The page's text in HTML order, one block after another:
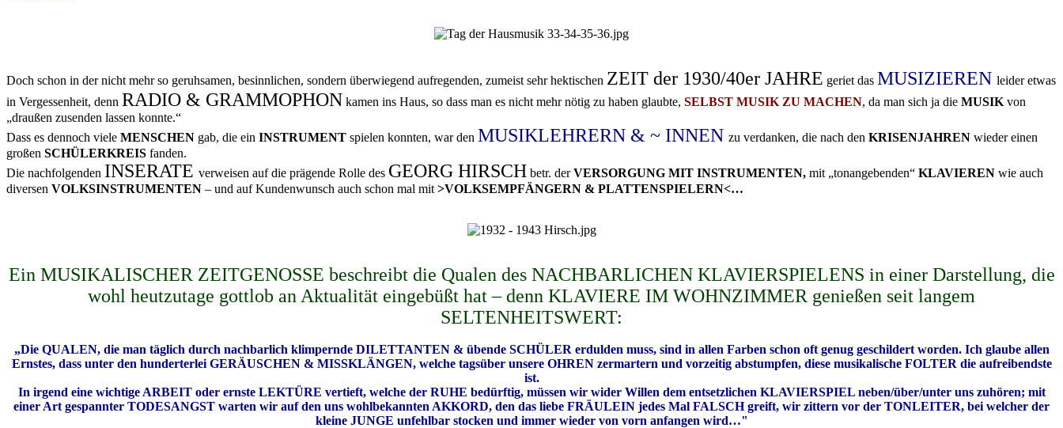
Doch schon in der nicht mehr so geruhsamen, besinnlichen, sondern überwiegend aufregenden, zumeist sehr hektischen ZEIT der 1930/40er JAHRE geriet das MUSIZIEREN leider etwas
in Vergessenheit, denn RADIO & GRAMMOPHON kamen ins Haus, so dass man es nicht mehr nötig zu haben glaubte, SELBST MUSIK ZU MACHEN, da man sich ja die MUSIK von
„draußen zusenden lassen konnte.“
Dass es dennoch viele MENSCHEN gab, die ein INSTRUMENT spielen konnten, war den MUSIKLEHRERN & ~ INNEN zu verdanken, die nach den KRISENJAHREN wieder einen
großen SCHÜLERKREIS fanden.
Die nachfolgenden INSERATE verweisen auf die prägende Rolle des GEORG HIRSCH betr. derVERSORGUNG MIT INSTRUMENTEN, mit „tonangebenden“ KLAVIEREN wie auch
diversen VOLKSINSTRUMENTEN – und auf Kundenwunsch auch schon mal mit >VOLKSEMPFÄNGERN & PLATTENSPIELERN<…
Ein MUSIKALISCHER ZEITGENOSSE beschreibt die Qualen des NACHBARLICHEN KLAVIERSPIELENS in einer Darstellung, die
wohl heutzutage gottlob an Aktualität eingebüßt hat – denn KLAVIERE IM WOHNZIMMER genießen seit langem
SELTENHEITSWERT:
„Die QUALEN, die man täglich durch nachbarlich klimpernde DILETTANTEN & übende SCHÜLER erdulden muss, sind in allen Farben schon oft genug geschildert worden. Ich glaube allen
Ernstes, dass unter den hunderterlei GERÄUSCHEN & MISSKLÄNGEN, welche tagsüber unsere OHREN zermartern und vorzeitig abstumpfen, diese musikalische FOLTER die aufreibendste
ist.
In irgend eine wichtige ARBEIT oder ernste LEKTÜRE vertieft, welche der RUHE bedürftig, müssen wir wider Willen dem entsetzlichen KLAVIERSPIEL neben/über/unter uns zuhören; mit
einer Art gespannter TODESANGST warten wir auf den uns wohlbekannten AKKORD, den das liebe FRÄULEIN jedes Mal FALSCH greift, wir zittern vor der TONLEITER, bei welcher der
kleine JUNGE unfehlbar stocken und immer wieder von vorn anfangen wird…"